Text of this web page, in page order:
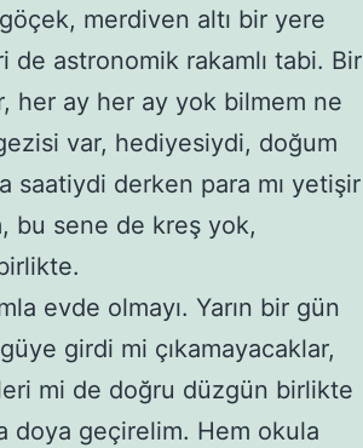
göçek, merdiven altı bir yere
de astronomik rakamlı tabi. Bir
her ay her ay yok bilmem ne
var, hediyesiydi, doğum
saatiydi derken para mı yetişir
bu sene de kreş yok,
evde olmayı. Yarın bir gün
girdi mi çıkamayacaklar,
mi de doğru düzgün birlikte
doya geçirelim. Hem okula